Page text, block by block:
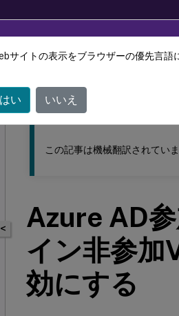
このコンテンツは動的に機械翻訳されて
Profile Management
<
この記事は機械翻訳されてい
Azure AD
イン非参加
効にする
サイトの表示をブラウザーの優先言語
はい いいえ